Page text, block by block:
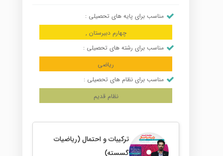
مناسب برای پایه های تحصیلی :
چهارم دبیرستان ,
مناسب برای رشته های تحصیلی :
ریاضی
مناسب برای نظام های تحصیلی :
نظام قدیم
ترکیبات و احتمال (ریاضیات
گسسته)